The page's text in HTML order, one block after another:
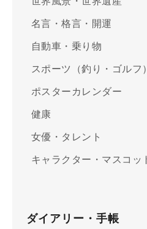
名言・格言・開運
自動車・乗り物
スポーツ（釣り・ゴルフ）
ポスターカレンダー
健康
女優・タレント
キャラクター・マスコッ
ダイアリー・手帳